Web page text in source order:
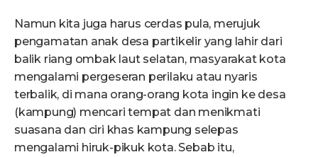
Namun kita juga harus cerdas pula, merujuk
pengamatan anak desa partikelir yang lahir dari
balik riang ombak laut selatan, masyarakat kota
mengalami pergeseran perilaku atau nyaris
terbalik, di mana orang-orang kota ingin ke desa
(kampung) mencari tempat dan menikmati
suasana dan ciri khas kampung selepas
mengalami hiruk-pikuk kota. Sebab itu,